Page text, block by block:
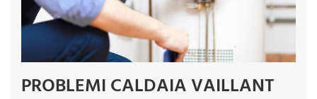
PROBLEMI CALDAIA VAILLANT